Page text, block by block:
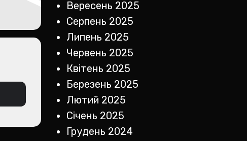
Вересень 2025
Серпень 2025
Липень 2025
Червень 2025
Квітень 2025
Березень 2025
Лютий 2025
Січень 2025
Грудень 2024